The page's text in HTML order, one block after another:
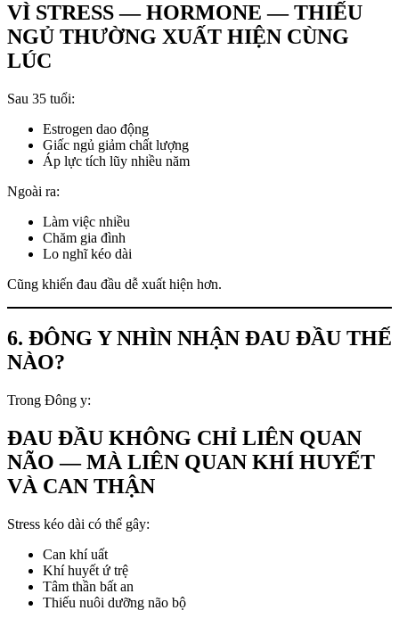
VÌ STRESS — HORMONE — THIẾU
NGỦ THƯỜNG XUẤT HIỆN CÙNG
LÚC
Sau 35 tuổi:
Estrogen dao động
Giấc ngủ giảm chất lượng
Áp lực tích lũy nhiều năm
Ngoài ra:
Làm việc nhiều
Chăm gia đình
Lo nghĩ kéo dài
Cũng khiến đau đầu dễ xuất hiện hơn.
6. ĐÔNG Y NHÌN NHẬN ĐAU ĐẦU THẾ
NÀO?
Trong Đông y:
ĐAU ĐẦU KHÔNG CHỈ LIÊN QUAN
NÃO — MÀ LIÊN QUAN KHÍ HUYẾT
VÀ CAN THẬN
Stress kéo dài có thể gây:
Can khí uất
Khí huyết ứ trệ
Tâm thần bất an
Thiếu nuôi dưỡng não bộ